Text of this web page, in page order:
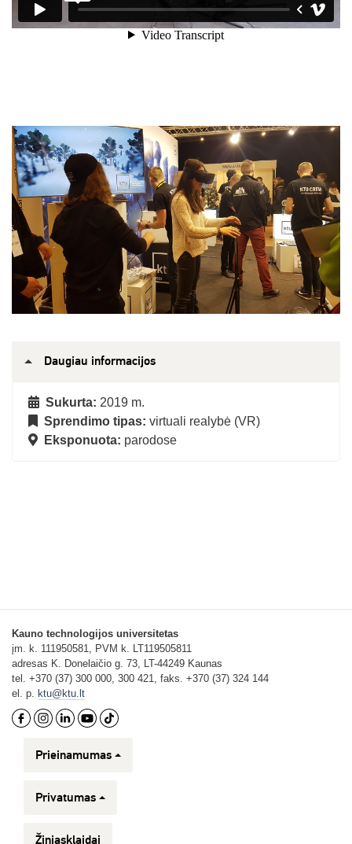
Daugiau informacijos
Sukurta: 2019 m.
Sprendimo tipas: virtuali realybė (VR)
Eksponuota: parodose
Kauno technologijos universitetas
įm. k. 111950581, PVM k. LT119505811
adresas K. Donelaičio g. 73, LT-44249 Kaunas
tel. +370 (37) 300 000, 300 421, faks. +370 (37) 324 144
el. p.
ktu@ktu.lt
Prieinamumas
Privatumas
Žiniasklaidai